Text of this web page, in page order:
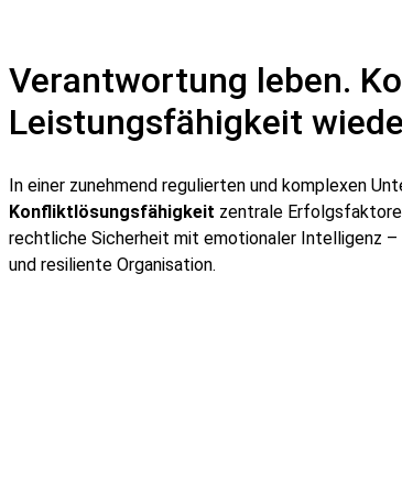
Verantwortung leben.
Leistungsfähigkeit
In einer zunehmend regulierten und komplexen
Konfliktlösungsfähigkeit zentrale
rechtliche Sicherheit mit emotionaler Intelligenz
und resiliente Organisation.